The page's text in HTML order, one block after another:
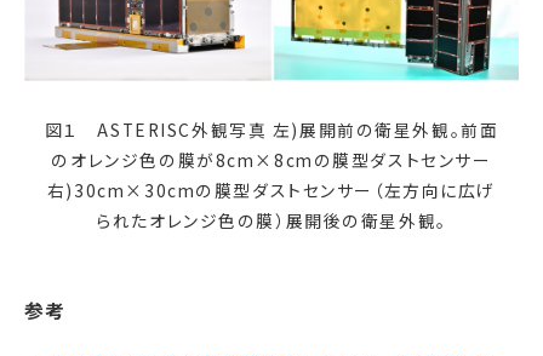
図１ ASTERISC外観写真 左)展開前の衛星外観。前面
のオレンジ色の膜が8cm×8cmの膜型ダストセンサー
右)30cm×30cmの膜型ダストセンサー（左方向に広げ
られたオレンジ色の膜）展開後の衛星外観。
参考